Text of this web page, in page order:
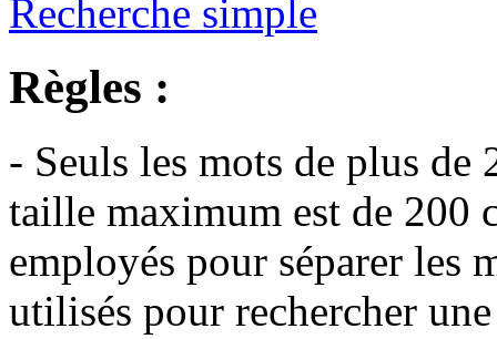
Recherche simple
Règles :
- Seuls les mots de plus de
taille maximum est de 200
employés pour séparer les
utilisés pour rechercher